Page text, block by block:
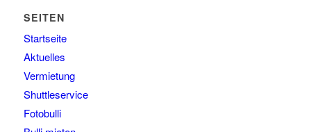
SEITEN
Startseite
Aktuelles
Vermietung
Shuttleservice
Fotobulli